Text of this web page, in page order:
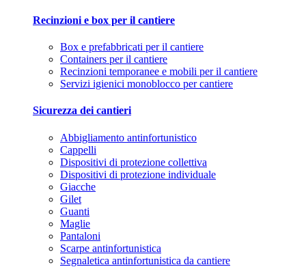
Recinzioni e box per il cantiere
Box e prefabbricati per il cantiere
Containers per il cantiere
Recinzioni temporanee e mobili per il cantiere
Servizi igienici monoblocco per cantiere
Sicurezza dei cantieri
Abbigliamento antinfortunistico
Cappelli
Dispositivi di protezione collettiva
Dispositivi di protezione individuale
Giacche
Gilet
Guanti
Maglie
Pantaloni
Scarpe antinfortunistica
Segnaletica antinfortunistica da cantiere